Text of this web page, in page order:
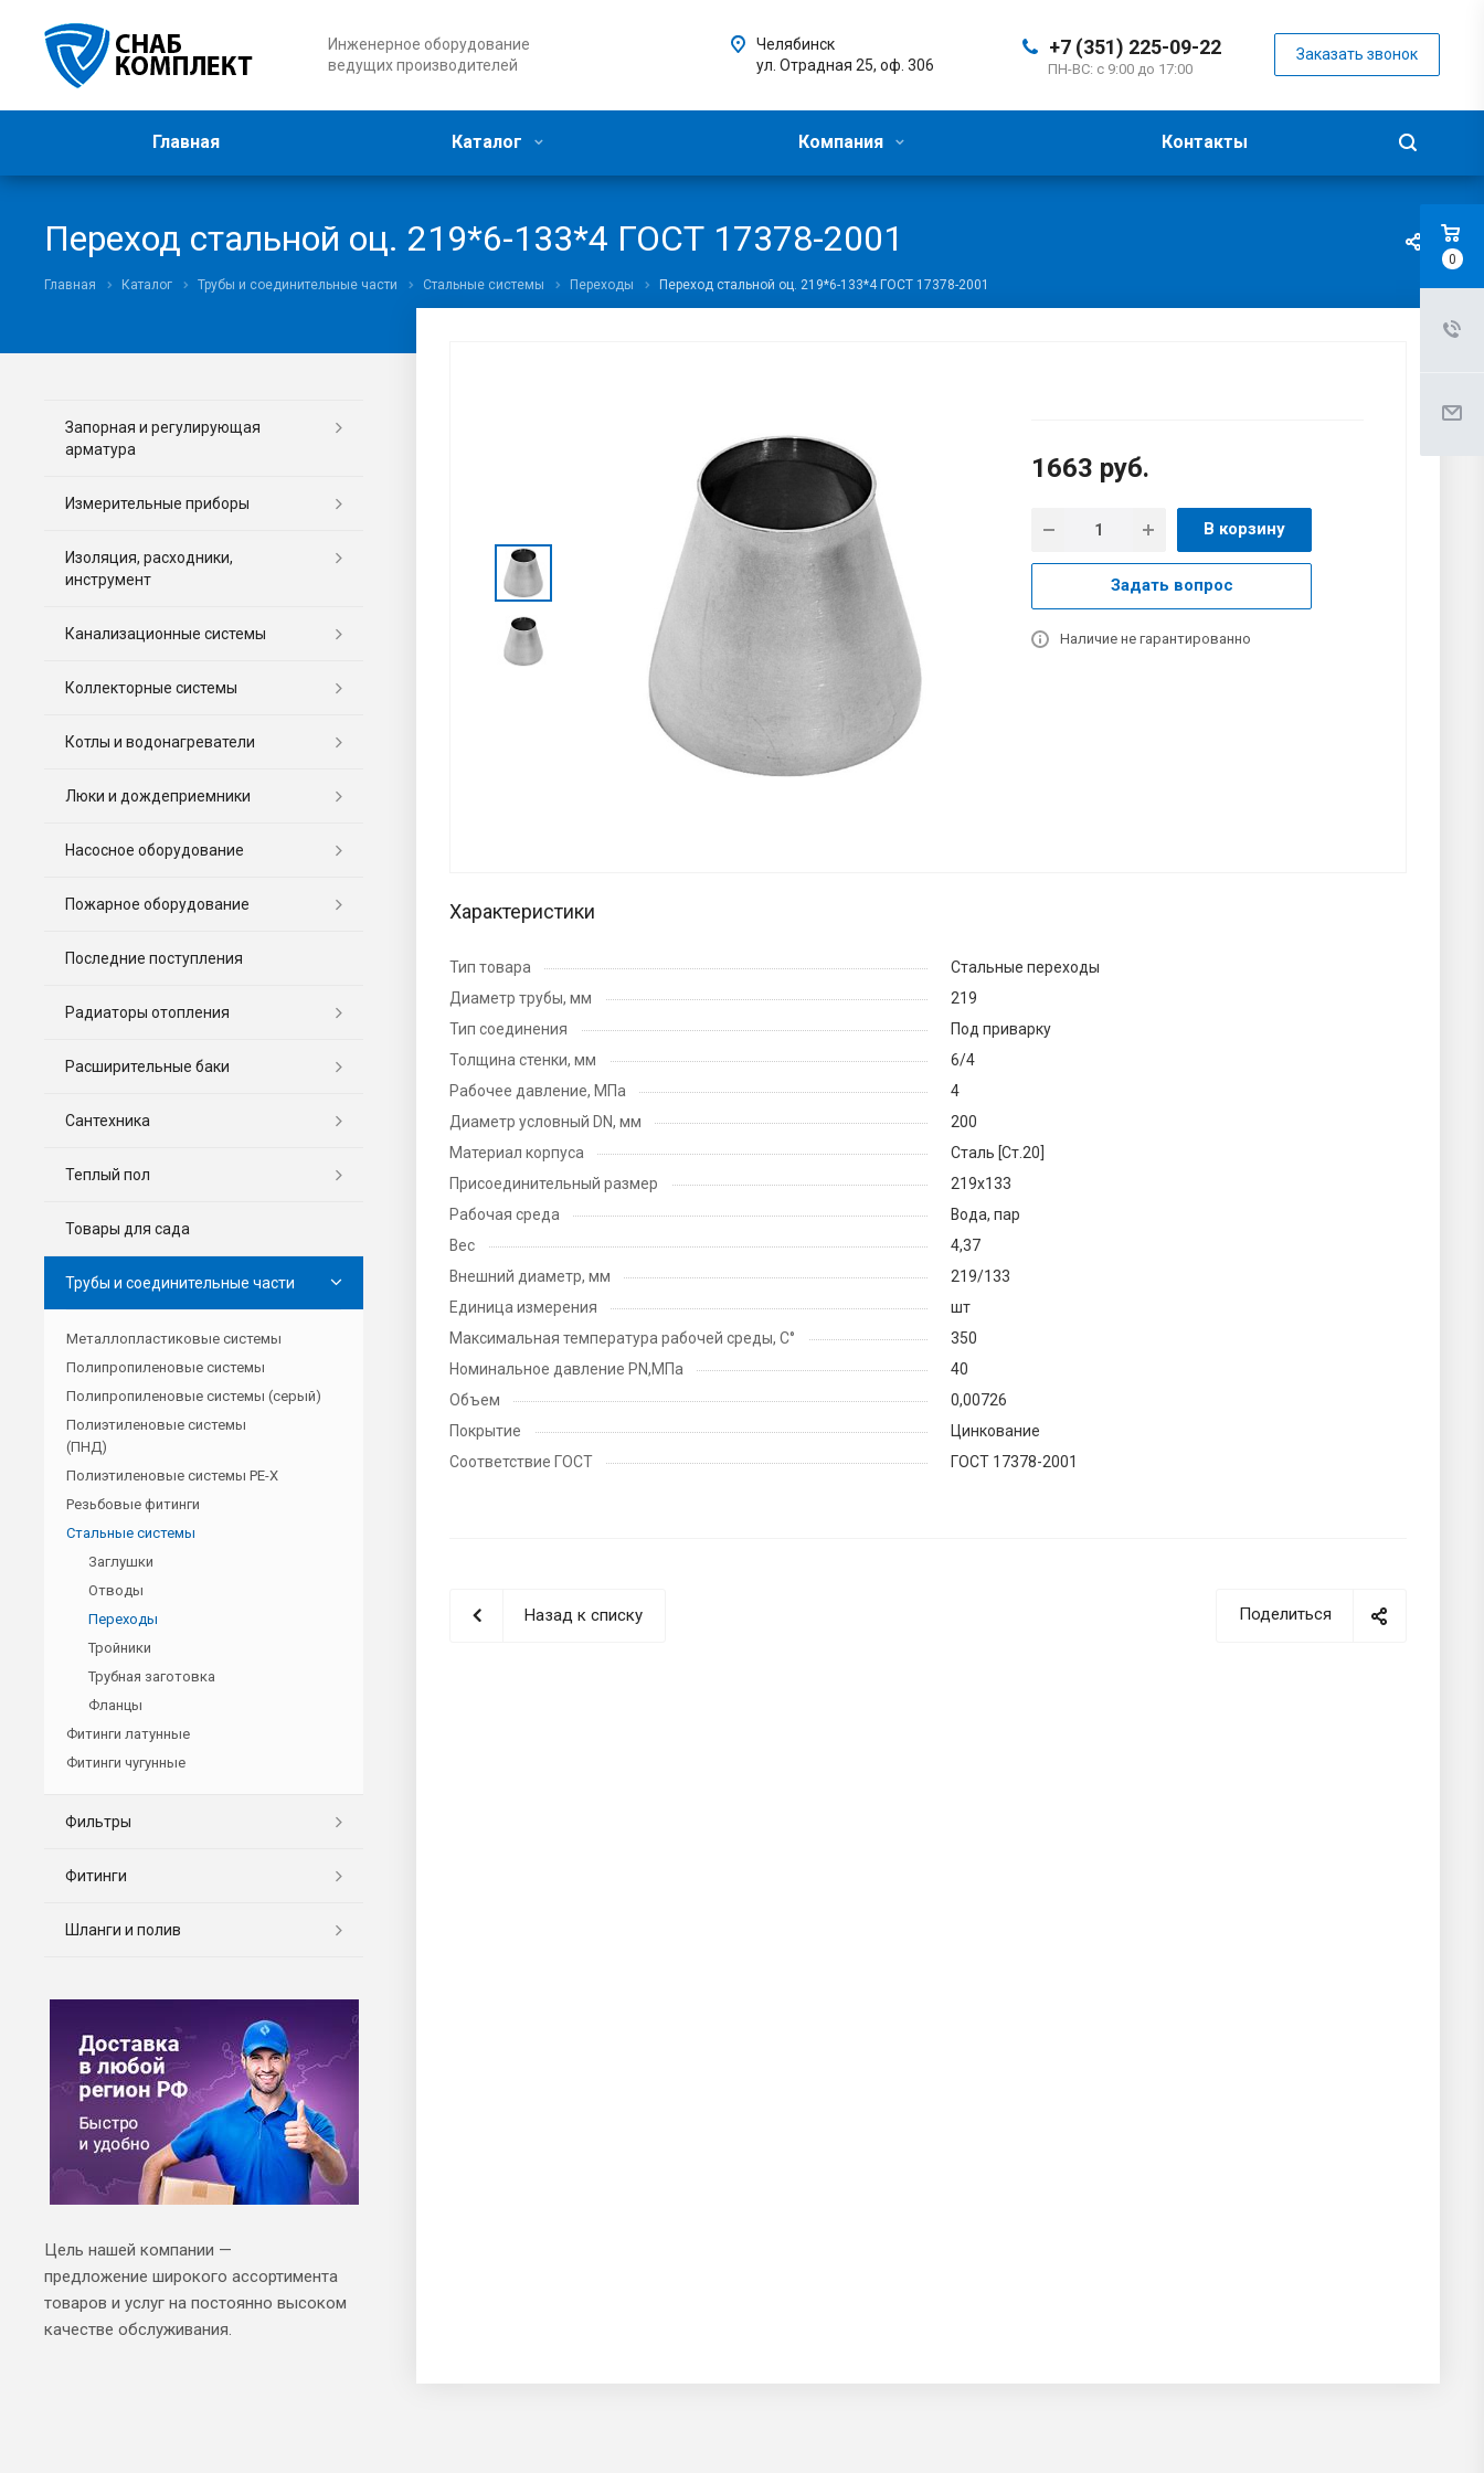
Инженерное оборудование
ведущих производителей
+7 (351) 225-09-22
ПН-ВС: с 9:00 до 17:00
Заказать звонок
Челябинск
ул. Отрадная 25, оф. 306
Главная Каталог Компания Контакты
Переход стальной оц. 219*6-133*4 ГОСТ 17378-2001
Главная Каталог Трубы и соединительные части Стальные системы Переходы Переход стальной оц. 219*6-133*4 ГОСТ 17378-2001
1663 руб.
В корзину
Задать вопрос
Наличие не гарантированно
Характеристики
Тип товара
Стальные переходы
Диаметр трубы, мм
219
Тип соединения
Под приварку
Толщина стенки, мм
6/4
Рабочее давление, МПа
4
Диаметр условный DN, мм
200
Материал корпуса
Cталь [Ст.20]
Присоединительный размер
219х133
Рабочая среда
Вода, пар
Вес
4,37
Внешний диаметр, мм
219/133
Единица измерения
шт
Максимальная температура рабочей среды, С°
350
Номинальное давление PN,МПа
40
Объем
0,00726
Покрытие
Цинкование
Соответствие ГОСТ
ГОСТ 17378-2001
Поделиться
Назад к списку
Запорная и регулирующая
арматура
Измерительные приборы
Изоляция, расходники,
инструмент
Канализационные системы
Коллекторные системы
Котлы и водонагреватели
Люки и дождеприемники
Насосное оборудование
Пожарное оборудование
Последние поступления
Радиаторы отопления
Расширительные баки
Сантехника
Теплый пол
Товары для сада
Трубы и соединительные части
Металлопластиковые системы
Полипропиленовые системы
Полипропиленовые системы (серый)
Полиэтиленовые системы
(ПНД)
Полиэтиленовые системы PE-X
Резьбовые фитинги
Стальные системы
Заглушки
Отводы
Переходы
Тройники
Трубная заготовка
Фланцы
Фитинги латунные
Фитинги чугунные
Фильтры
Фитинги
Шланги и полив
Цель нашей компании —
предложение широкого ассортимента
товаров и услуг на постоянно высоком
качестве обслуживания.
0